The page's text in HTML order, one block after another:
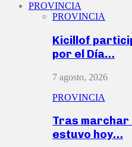
PROVINCIA
PROVINCIA
Kicillof
por el Día…
7 agosto, 2026
PROVINCIA
Tras marchar
estuvo hoy…